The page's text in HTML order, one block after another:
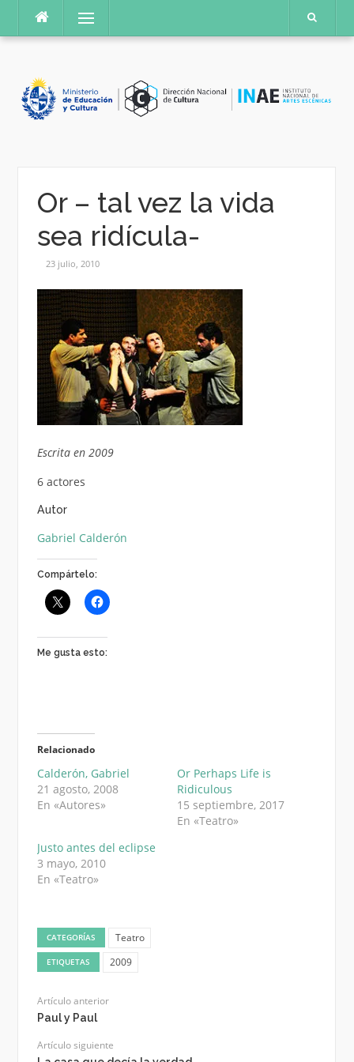
contenido
Menú
Or – tal vez la vida
sea ridícula-
23 julio, 2010
Escrita en 2009
6 actores
Autor
Gabriel Calderón
Compártelo:
Me gusta esto:
Relacionado
Calderón, Gabriel
21 agosto, 2008
En «Autores»
Or Perhaps Life is
Ridiculous
15 septiembre, 2017
En «Teatro»
Justo antes del eclipse
3 mayo, 2010
En «Teatro»
CATEGORÍAS Teatro
ETIQUETAS 2009
Artículo anterior
Paul y Paul
Artículo siguiente